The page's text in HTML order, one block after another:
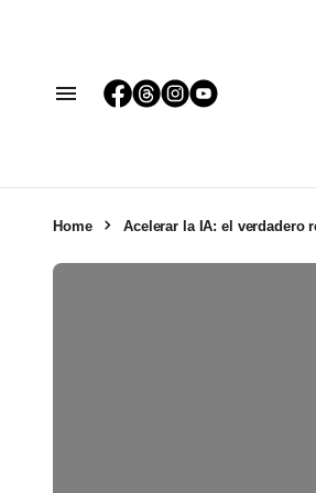
Home Acelerar la IA: el verdadero